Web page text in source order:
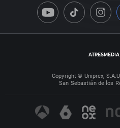
Copyright © Uniprex,
San Sebastián de los